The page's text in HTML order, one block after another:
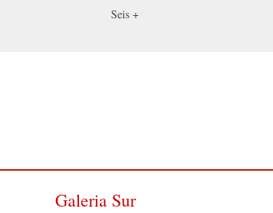
Seis +
Galeria Sur